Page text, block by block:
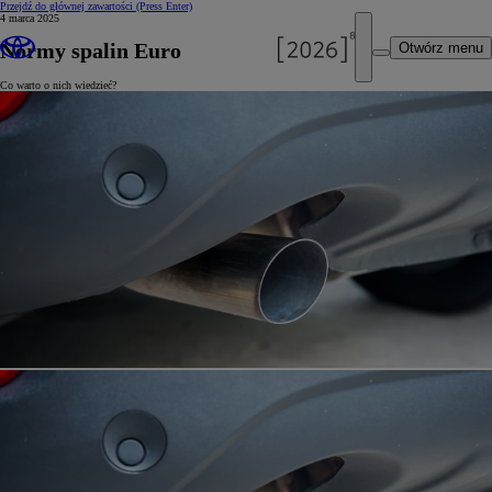
Przejdź do głównej zawartości (Press Enter)
Otwórz menu
4 marca 2025
Normy spalin Euro
Co warto o nich wiedzieć?